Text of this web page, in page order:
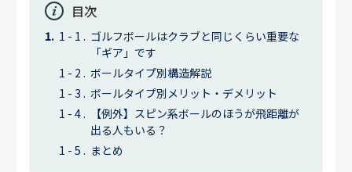
目次
ゴルフボールはクラブと同じくらい重要な
「ギア」です
ボールタイプ別構造解説
ボールタイプ別メリット・デメリット
【例外】スピン系ボールのほうが飛距離が
出る人もいる？
まとめ